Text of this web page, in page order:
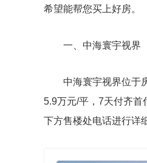
希望能帮您买上好房。
一、中海寰宇视界
中海寰宇视界位于
5.9万元/平，7天付齐
下方售楼处电话进行详